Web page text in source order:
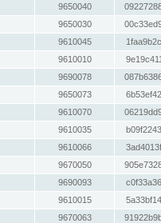
9650040
9650030
9610045
9610010
9690078
9650073
9610070
9610035
9610066
9670050
9690093
9610015
9670063